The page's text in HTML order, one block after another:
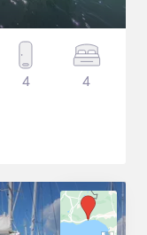
4 4